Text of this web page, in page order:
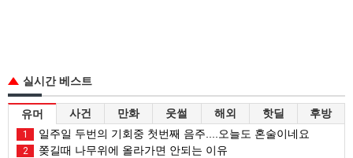
실시간 베스트
유머 사건 만화 웃썰 해외 핫딜 후방
1 일주일 두번의 기회중 첫번째 음주....오늘도 혼술이네요
2 쫒길때 나무위에 올라가면 안되는 이유